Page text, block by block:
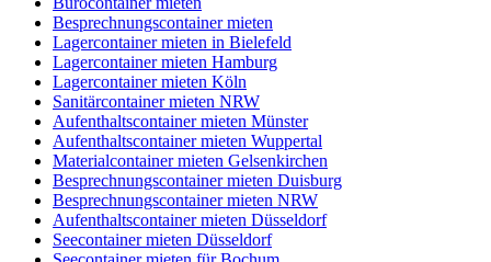
Besprechnungscontainer mieten
Lagercontainer mieten in Bielefeld
Lagercontainer mieten Hamburg
Lagercontainer mieten Köln
Sanitärcontainer mieten NRW
Aufenthaltscontainer mieten Münster
Aufenthaltscontainer mieten Wuppertal
Materialcontainer mieten Gelsenkirchen
Besprechnungscontainer mieten Duisburg
Besprechnungscontainer mieten NRW
Aufenthaltscontainer mieten Düsseldorf
Seecontainer mieten Düsseldorf